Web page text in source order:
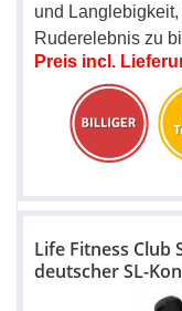
und
Ruderelebnis zu
Preis incl.
Life Fitness Club
deutscher SL-